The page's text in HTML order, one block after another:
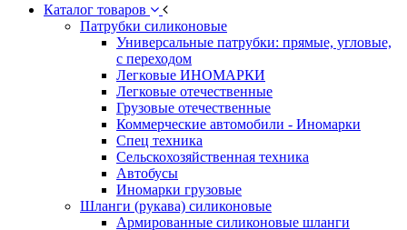
Каталог товаров
Патрубки силиконовые
Универсальные патрубки: прямые, угловые,
с переходом
Легковые ИНОМАРКИ
Легковые отечественные
Грузовые отечественные
Коммерческие автомобили - Иномарки
Спец техника
Сельскохозяйственная техника
Автобусы
Иномарки грузовые
Шланги (рукава) силиконовые
Армированные силиконовые шланги